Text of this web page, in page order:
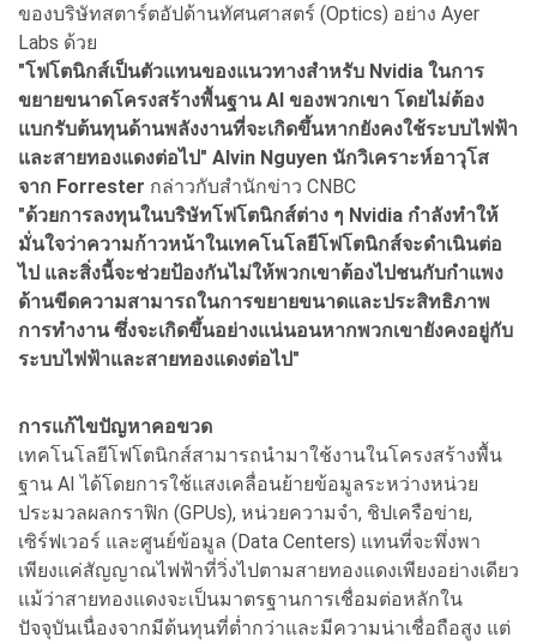
ของบริษัทสตาร์ตอัปด้านทัศนศาสตร์ (Optics) อย่าง Ayer
Labs ด้วย
"โฟโตนิกส์เป็นตัวแทนของแนวทางสำหรับ Nvidia ในการ
ขยายขนาดโครงสร้างพื้นฐาน AI ของพวกเขา โดยไม่ต้อง
แบกรับต้นทุนด้านพลังงานที่จะเกิดขึ้นหากยังคงใช้ระบบไฟฟ้า
และสายทองแดงต่อไป" Alvin Nguyen นักวิเคราะห์อาวุโส
จาก Forrester กล่าวกับสำนักข่าว CNBC
"ด้วยการลงทุนในบริษัทโฟโตนิกส์ต่าง ๆ Nvidia กำลังทำให้
มั่นใจว่าความก้าวหน้าในเทคโนโลยีโฟโตนิกส์จะดำเนินต่อ
ไป และสิ่งนี้จะช่วยป้องกันไม่ให้พวกเขาต้องไปชนกับกำแพง
ด้านขีดความสามารถในการขยายขนาดและประสิทธิภาพ
การทำงาน ซึ่งจะเกิดขึ้นอย่างแน่นอนหากพวกเขายังคงอยู่กับ
ระบบไฟฟ้าและสายทองแดงต่อไป"
การแก้ไขปัญหาคอขวด
เทคโนโลยีโฟโตนิกส์สามารถนำมาใช้งานในโครงสร้างพื้น
ฐาน AI ได้โดยการใช้แสงเคลื่อนย้ายข้อมูลระหว่างหน่วย
ประมวลผลกราฟิก (GPUs), หน่วยความจำ, ชิปเครือข่าย,
เซิร์ฟเวอร์ และศูนย์ข้อมูล (Data Centers) แทนที่จะพึ่งพา
เพียงแค่สัญญาณไฟฟ้าที่วิ่งไปตามสายทองแดงเพียงอย่างเดียว
แม้ว่าสายทองแดงจะเป็นมาตรฐานการเชื่อมต่อหลักใน
ปัจจุบันเนื่องจากมีต้นทุนที่ต่ำกว่าและมีความน่าเชื่อถือสูง แต่